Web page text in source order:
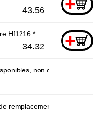
+
43.56
Hf1216 * +
34.32
non commandable
remplacement